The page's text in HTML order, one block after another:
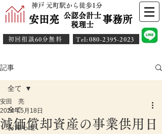
神戸 元町駅から徒歩1分
安田亮 事務所
公認会計士
​税理士
初回相談60分無料 ​Tel:080-2395-2023
記事
全て
お知らせ
全て
減価償却資産の事業供用日
安田 亮
2024年5月18日